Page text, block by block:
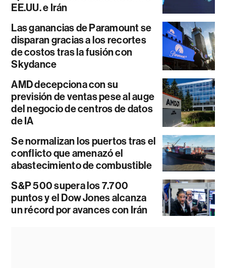
EE.UU. e Irán
Las ganancias de Paramount se
disparan gracias a los recortes
de costos tras la fusión con
Skydance
AMD decepciona con su
previsión de ventas pese al auge
del negocio de centros de datos
de IA
Se normalizan los puertos tras el
conflicto que amenazó el
abastecimiento de combustible
S&P 500 supera los 7.700
puntos y el Dow Jones alcanza
un récord por avances con Irán